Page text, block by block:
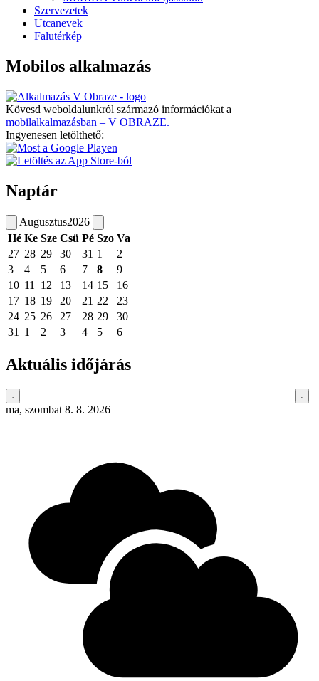
Szervezetek
Utcanevek
Falutérkép
Mobilos alkalmazás
Kövesd weboldalunkról származó információkat a
mobilalkalmazásban – V OBRAZE.
Ingyenesen letölthető:
Naptár
Augusztus2026
Hé Ke Sze Csü Pé Szo Va
27 28 29 30 31 1
2
3
4 5 6 7 8
9
10 11 12 13 14 15
16
17 18 19 20 21 22
23
24 25 26 27 28 29
30
31
1 2 3 4 5 6
Aktuális időjárás
ma, szombat 8. 8. 2026